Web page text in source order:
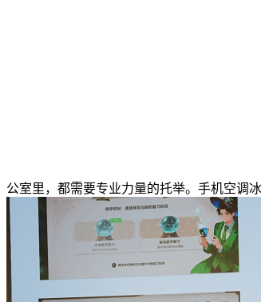
公室里，都需要专业力量的托举。手机空调